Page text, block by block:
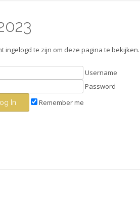
ingelogd te zijn om deze pagina te bekijken.
Username
Password
Remember me